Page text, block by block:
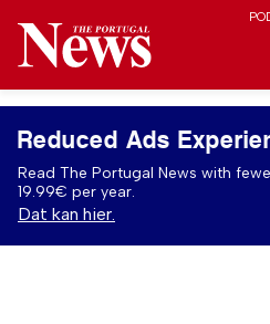
Reduced Ads
Read The Portugal News with
19.99€ per year.
Dat kan hier.